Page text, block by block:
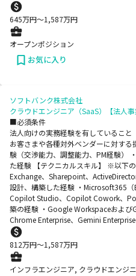
645万円〜1,587万円
オープンポジション
お気に入り
ソフトバンク株式会社
クラウドエンジニア（SaaS）【法人事
■必須条件
法人向けの実務経験を有していること
お客さまや各種対外ベンダーに対す
験（交渉能力、調整能力、PM経験）
た経験 【テクニカルスキル】 ※以下
Exchange、Sharepoint、
設計、構築した経験 ・Microsoft365
Copilot Studio、Copilot Cowork、
築の経験 ・Google Workspaceおよび
Chrome Enterprise、Gemini
812万円〜1,587万円
インフラエンジニア, クラウドエンジ